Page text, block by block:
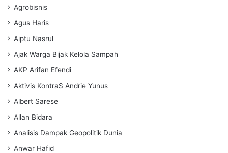
Agrobisnis
Agus Haris
Aiptu Nasrul
Ajak Warga Bijak Kelola Sampah
AKP Arifan Efendi
Aktivis KontraS Andrie Yunus
Albert Sarese
Allan Bidara
Analisis Dampak Geopolitik Dunia
Anwar Hafid